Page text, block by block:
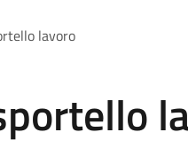
lavoro